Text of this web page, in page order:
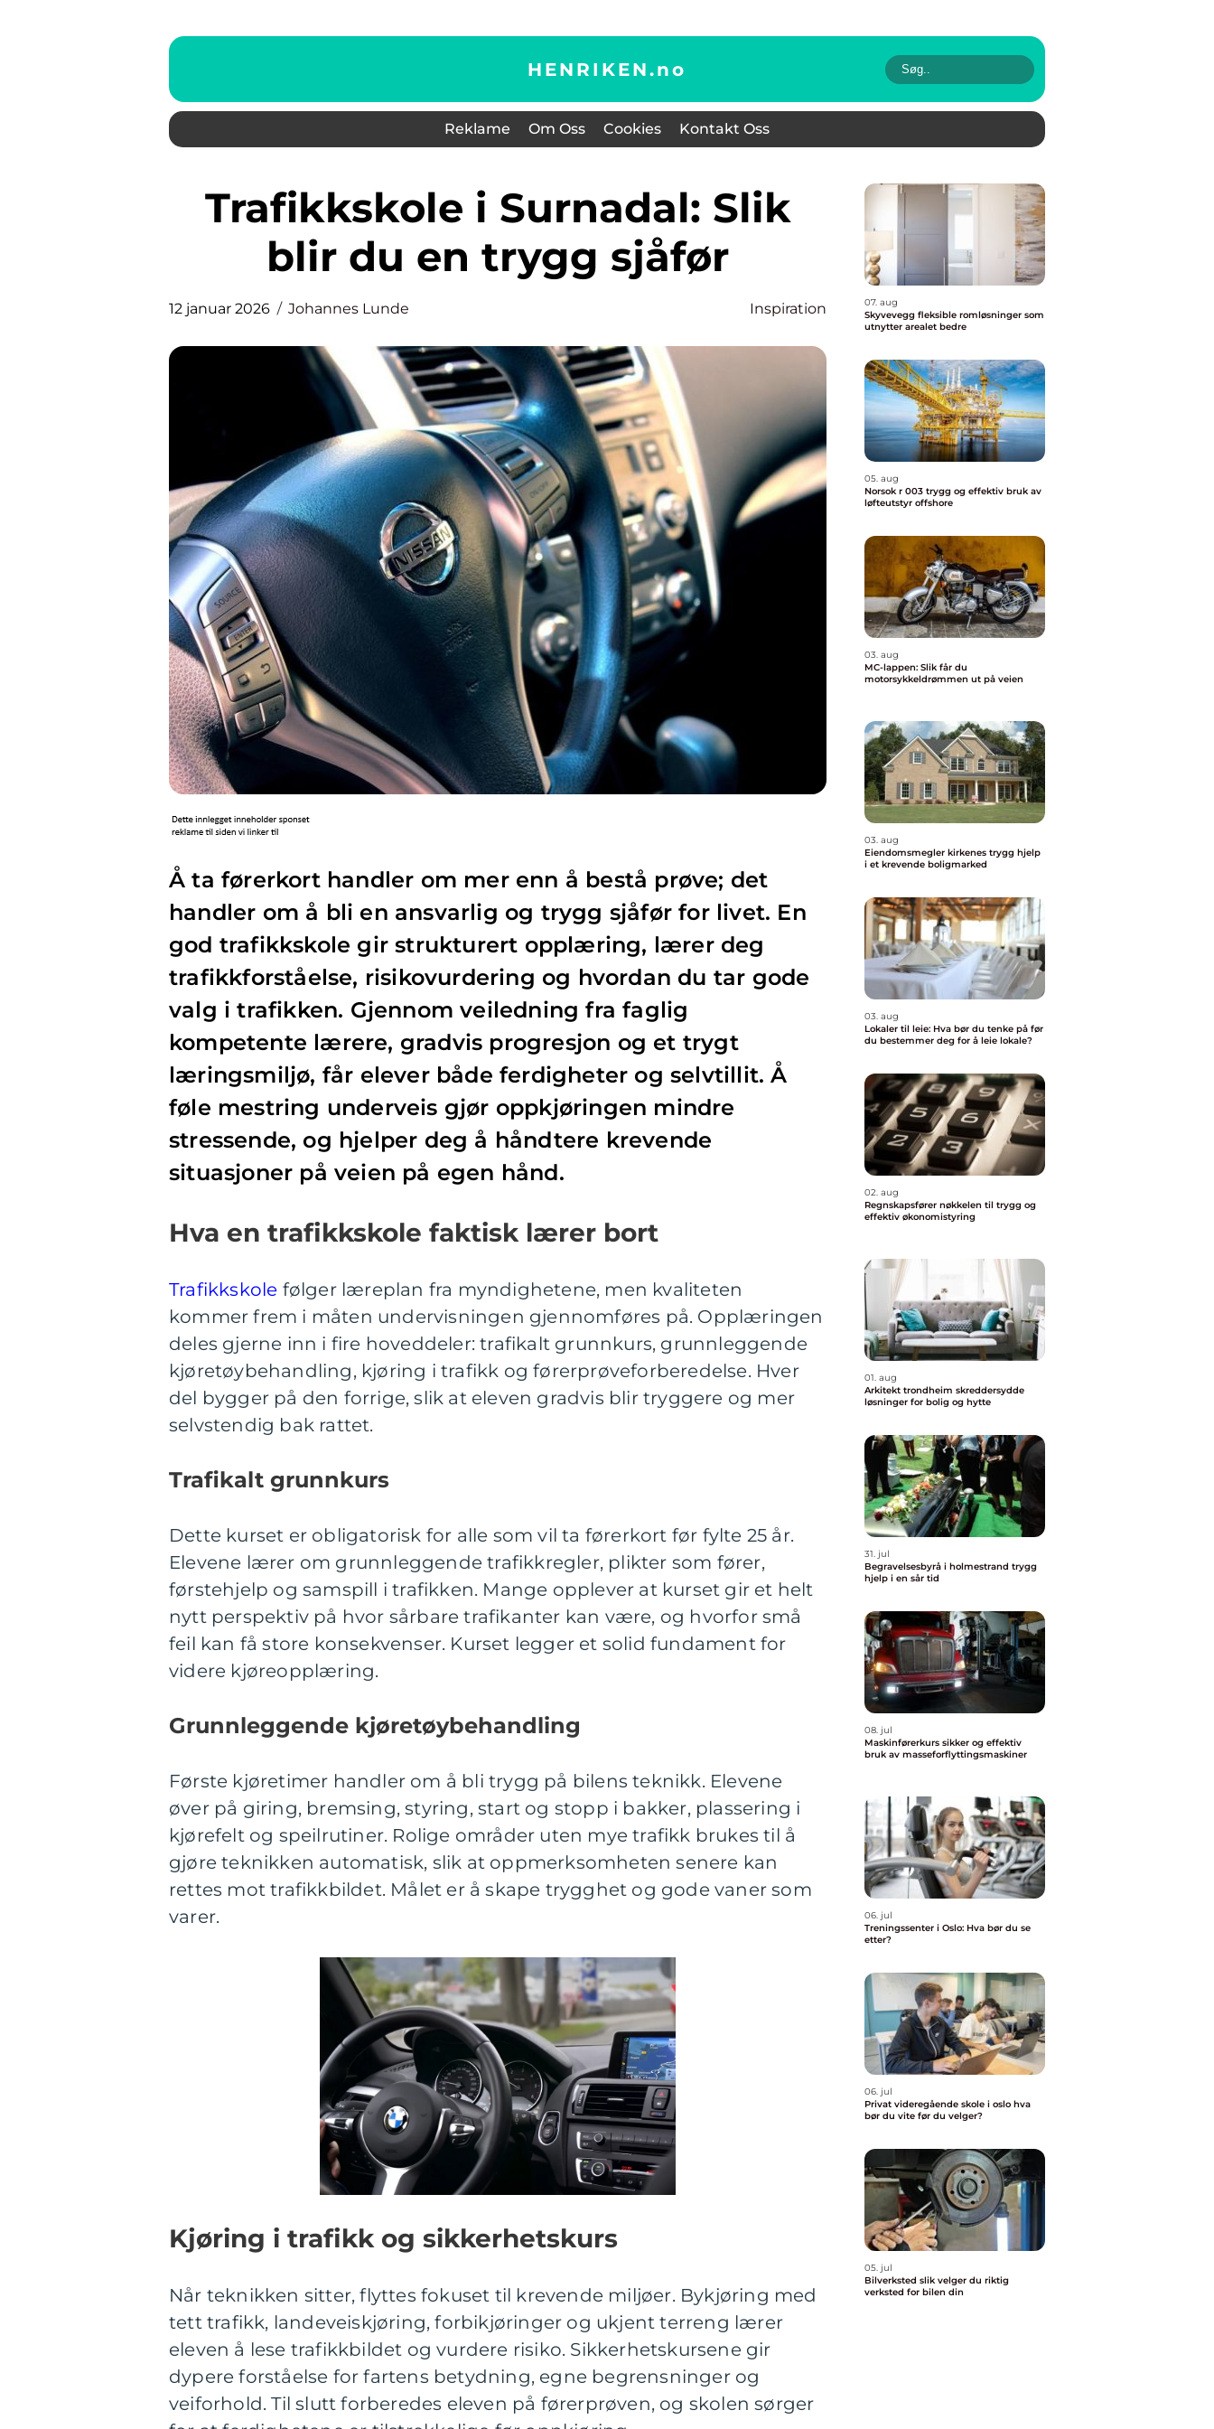
HENRIKEN.no
Reklame Om Oss Cookies Kontakt Oss
Trafikkskole i Surnadal: Slik
blir du en trygg sjåfør
12 januar 2026 Johannes Lunde Inspiration
Å ta førerkort handler om mer enn å bestå prøve; det
handler om å bli en ansvarlig og trygg sjåfør for livet. En
god trafikkskole gir strukturert opplæring, lærer deg
trafikkforståelse, risikovurdering og hvordan du tar gode
valg i trafikken. Gjennom veiledning fra faglig
kompetente lærere, gradvis progresjon og et trygt
læringsmiljø, får elever både ferdigheter og selvtillit. Å
føle mestring underveis gjør oppkjøringen mindre
stressende, og hjelper deg å håndtere krevende
situasjoner på veien på egen hånd.
Hva en trafikkskole faktisk lærer bort
Trafikkskole følger læreplan fra myndighetene, men kvaliteten
kommer frem i måten undervisningen gjennomføres på. Opplæringen
deles gjerne inn i fire hoveddeler: trafikalt grunnkurs, grunnleggende
kjøretøybehandling, kjøring i trafikk og førerprøveforberedelse. Hver
del bygger på den forrige, slik at eleven gradvis blir tryggere og mer
selvstendig bak rattet.
Trafikalt grunnkurs
Dette kurset er obligatorisk for alle som vil ta førerkort før fylte 25 år.
Elevene lærer om grunnleggende trafikkregler, plikter som fører,
førstehjelp og samspill i trafikken. Mange opplever at kurset gir et helt
nytt perspektiv på hvor sårbare trafikanter kan være, og hvorfor små
feil kan få store konsekvenser. Kurset legger et solid fundament for
videre kjøreopplæring.
Grunnleggende kjøretøybehandling
Første kjøretimer handler om å bli trygg på bilens teknikk. Elevene
øver på giring, bremsing, styring, start og stopp i bakker, plassering i
kjørefelt og speilrutiner. Rolige områder uten mye trafikk brukes til å
gjøre teknikken automatisk, slik at oppmerksomheten senere kan
rettes mot trafikkbildet. Målet er å skape trygghet og gode vaner som
varer.
Kjøring i trafikk og sikkerhetskurs
Når teknikken sitter, flyttes fokuset til krevende miljøer. Bykjøring med
tett trafikk, landeveiskjøring, forbikjøringer og ukjent terreng lærer
eleven å lese trafikkbildet og vurdere risiko. Sikkerhetskursene gir
dypere forståelse for fartens betydning, egne begrensninger og
veiforhold. Til slutt forberedes eleven på førerprøven, og skolen sørger
07. aug
Skyvevegg fleksible romløsninger som
utnytter arealet bedre
05. aug
Norsok r 003 trygg og effektiv bruk av
løfteutstyr offshore
03. aug
MC-lappen: Slik får du
motorsykkeldrømmen ut på veien
03. aug
Eiendomsmegler kirkenes trygg hjelp
i et krevende boligmarked
03. aug
Lokaler til leie: Hva bør du tenke på før
du bestemmer deg for å leie lokale?
02. aug
Regnskapsfører nøkkelen til trygg og
effektiv økonomistyring
01. aug
Arkitekt trondheim skreddersydde
løsninger for bolig og hytte
31. jul
Begravelsesbyrå i holmestrand trygg
hjelp i en sår tid
08. jul
Maskinførerkurs sikker og effektiv
bruk av masseforflyttingsmaskiner
06. jul
Treningssenter i Oslo: Hva bør du se
etter?
06. jul
Privat videregående skole i oslo hva
bør du vite før du velger?
05. jul
Bilverksted slik velger du riktig
verksted for bilen din